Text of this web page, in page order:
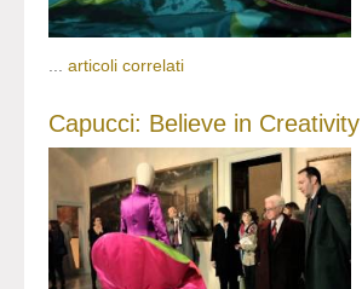
... articoli correlati
Capucci: Believe in Creativity